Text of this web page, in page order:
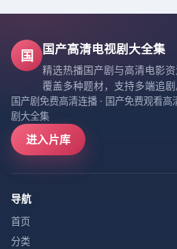
国 国产高清电视剧大全集
精选热播国产剧与高清电影资
覆盖多种题材，支持多端追剧
国产剧免费高清连播 · 国产免费观看高
剧大全集
进入片库
导航
首页
分类